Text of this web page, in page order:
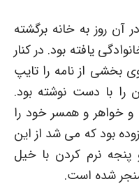
آن روز به خانه برگشته
یافته بود. در کنار
بخشی از نامه را تایپ
با دست نوشته بود.
و خواهر و همسر خود را
بود که می شد از این
نرم کردن با خیل
شده است.